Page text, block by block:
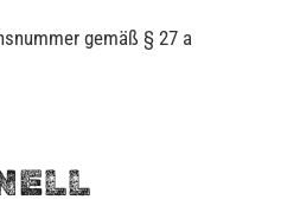
gemäß § 27 a